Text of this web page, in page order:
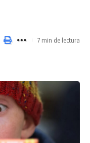
7 min de lectura